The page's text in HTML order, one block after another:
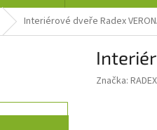
Interiérové dveře Radex
Značka: RADEX